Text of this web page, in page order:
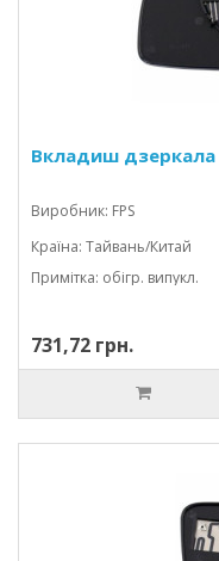
Вкладиш дзеркала
Виробник: FPS
Країна: Тайвань/Китай
Примітка: обігр. випукл.
731,72 грн.